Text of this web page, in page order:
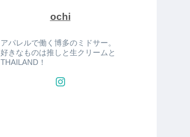
ochi
アパレルで働く博多のミドサー。
好きなものは推しと生クリームと
THAILAND！